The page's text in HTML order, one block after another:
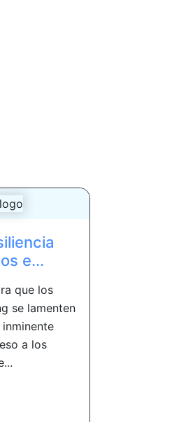
e...
que los
se lamenten
a los